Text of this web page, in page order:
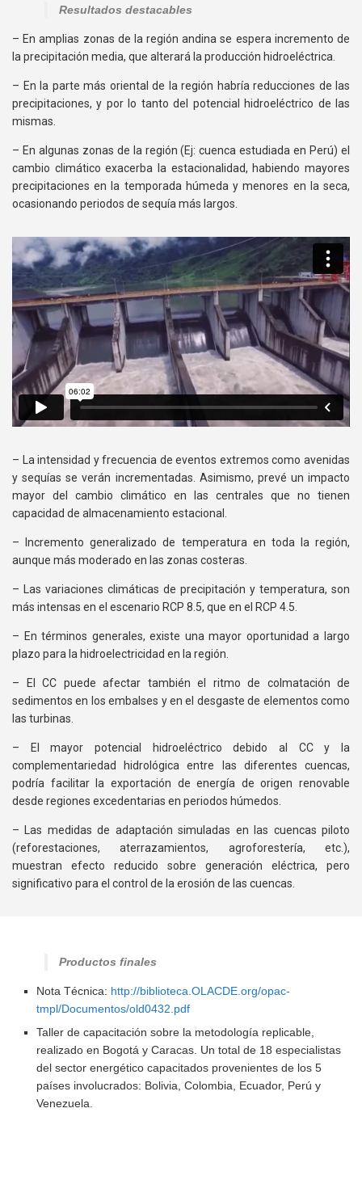
Resultados destacables
– En amplias zonas de la región andina se espera incremento de
la precipitación media, que alterará la producción hidroeléctrica.
– En la parte más oriental de la región habría reducciones de las
precipitaciones, y por lo tanto del potencial hidroeléctrico de las
mismas.
– En algunas zonas de la región (Ej: cuenca estudiada en Perú) el
cambio climático exacerba la estacionalidad, habiendo mayores
precipitaciones en la temporada húmeda y menores en la seca,
ocasionando periodos de sequía más largos.
– La intensidad y frecuencia de eventos extremos como avenidas
y sequías se verán incrementadas. Asimismo, prevé un impacto
mayor del cambio climático en las centrales que no tienen
capacidad de almacenamiento estacional.
– Incremento generalizado de temperatura en toda la región,
aunque más moderado en las zonas costeras.
– Las variaciones climáticas de precipitación y temperatura, son
más intensas en el escenario RCP 8.5, que en el RCP 4.5.
– En términos generales, existe una mayor oportunidad a largo
plazo para la hidroelectricidad en la región.
– El CC puede afectar también el ritmo de colmatación de
sedimentos en los embalses y en el desgaste de elementos como
las turbinas.
– El mayor potencial hidroeléctrico debido al CC y la
complementariedad hidrológica entre las diferentes cuencas,
podría facilitar la exportación de energía de origen renovable
desde regiones excedentarias en periodos húmedos.
– Las medidas de adaptación simuladas en las cuencas piloto
(reforestaciones, aterrazamientos, agroforestería, etc.),
muestran efecto reducido sobre generación eléctrica, pero
significativo para el control de la erosión de las cuencas.
Productos finales
Nota Técnica: http://biblioteca.OLACDE.org/opac-
tmpl/Documentos/old0432.pdf
Taller de capacitación sobre la metodología replicable,
realizado en Bogotá y Caracas. Un total de 18 especialistas
del sector energético capacitados provenientes de los 5
países involucrados: Bolivia, Colombia, Ecuador, Perú y
Venezuela.